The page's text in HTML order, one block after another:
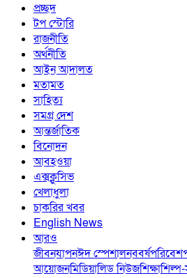
প্রচ্ছদ
টপ স্টোরি
রাজনীতি
অর্থনীতি
আইন আদালত
মতামত
সাহিত্য
সমগ্র দেশ
আন্তর্জাতিক
বিনোদন
আবহওয়া
এক্সক্লুসিভ
খেলাধুলা
চাকরির খবর
English News
আরও
জীবনযাপনঈদ স্পেশালনববর্ষপরিবেশ
আয়োজনমিডিয়ালিড নিউজশিক্ষাশিল্প-